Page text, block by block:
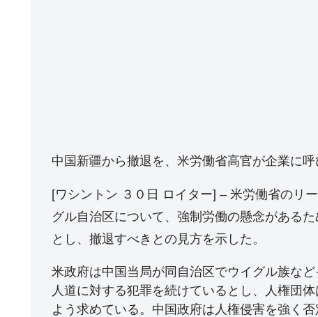
中国新疆から撤退を、米労働省高官が企業に
[ワシントン ３０日 ロイター] – 米労働省のリ
グル自治区について、強制労働の懸念がある
とし、撤退すべきとの見方を示した。
米政府は中国当局が同自治区でウイグル族な
人道に対する犯罪を続けているとし、人権団
よう求めている。中国政府は人権侵害を強く否